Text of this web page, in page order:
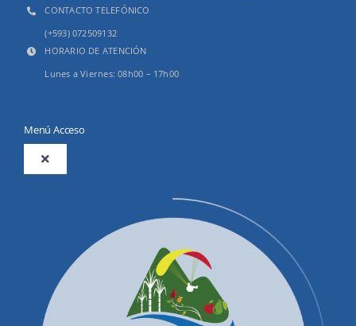
CONTACTO TELEFÓNICO
(+593) 072509132
HORARIO DE ATENCIÓN
Lunes a Viernes: 08h00 – 17h00
Menú Acceso
Toggle
Productos y Servicios
Convocatorias Precalificación